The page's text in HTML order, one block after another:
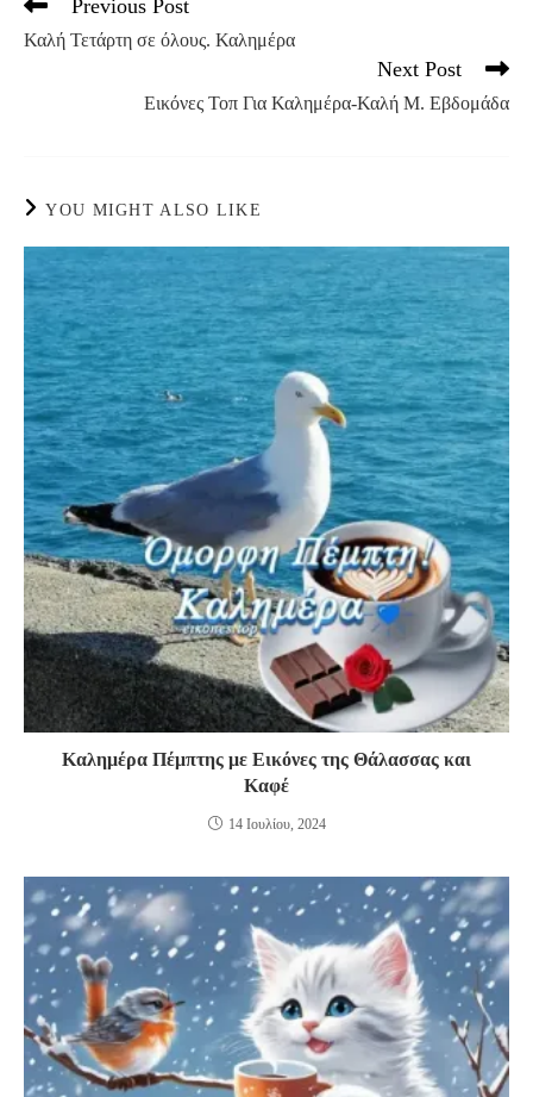
Read
articles
Previous Post
Καλή Τετάρτη σε όλους. Καλημέρα
Next Post
Εικόνες Τοπ Για Καλημέρα-Καλή Μ. Εβδομάδα
YOU MIGHT ALSO LIKE
Καλημέρα Πέμπτης με Εικόνες της Θάλασσας και
Καφέ
14 Ιουλίου, 2024